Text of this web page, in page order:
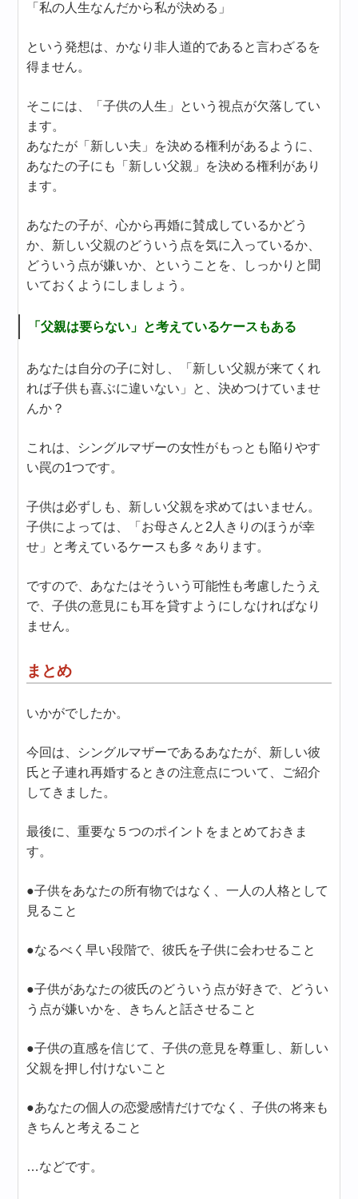
「私の人生なんだから私が決める」
という発想は、かなり非人道的であると言わざるを
得ません。
そこには、「子供の人生」という視点が欠落してい
ます。
あなたが「新しい夫」を決める権利があるように、
あなたの子にも「新しい父親」を決める権利があり
ます。
あなたの子が、心から再婚に賛成しているかどう
か、新しい父親のどういう点を気に入っているか、
どういう点が嫌いか、ということを、しっかりと聞
いておくようにしましょう。
「父親は要らない」と考えているケースもある
あなたは自分の子に対し、「新しい父親が来てくれ
れば子供も喜ぶに違いない」と、決めつけていませ
んか？
これは、シングルマザーの女性がもっとも陥りやす
い罠の1つです。
子供は必ずしも、新しい父親を求めてはいません。
子供によっては、「お母さんと2人きりのほうが幸
せ」と考えているケースも多々あります。
ですので、あなたはそういう可能性も考慮したうえ
で、子供の意見にも耳を貸すようにしなければなり
ません。
まとめ
いかがでしたか。
今回は、シングルマザーであるあなたが、新しい彼
氏と子連れ再婚するときの注意点について、ご紹介
してきました。
最後に、重要な５つのポイントをまとめておきま
す。
●子供をあなたの所有物ではなく、一人の人格として
見ること
●なるべく早い段階で、彼氏を子供に会わせること
●子供があなたの彼氏のどういう点が好きで、どうい
う点が嫌いかを、きちんと話させること
●子供の直感を信じて、子供の意見を尊重し、新しい
父親を押し付けないこと
●あなたの個人の恋愛感情だけでなく、子供の将来も
きちんと考えること
…などです。